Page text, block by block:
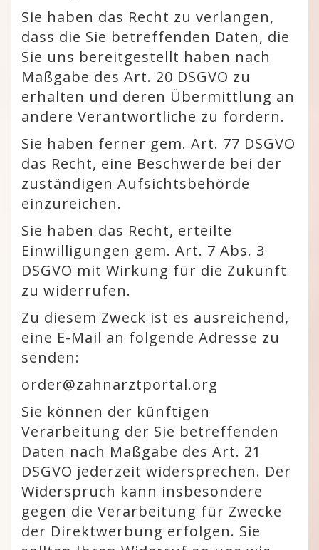
Sie haben das Recht zu verlangen,
dass die Sie betreffenden Daten, die
Sie uns bereitgestellt haben nach
Maßgabe des Art. 20 DSGVO zu
erhalten und deren Übermittlung an
andere Verantwortliche zu fordern.
Sie haben ferner gem. Art. 77 DSGVO
das Recht, eine Beschwerde bei der
zuständigen Aufsichtsbehörde
einzureichen.
Sie haben das Recht, erteilte
Einwilligungen gem. Art. 7 Abs. 3
DSGVO mit Wirkung für die Zukunft
zu widerrufen.
Zu diesem Zweck ist es ausreichend,
eine E-Mail an folgende Adresse zu
senden:
order@zahnarztportal.org
Sie können der künftigen
Verarbeitung der Sie betreffenden
Daten nach Maßgabe des Art. 21
DSGVO jederzeit widersprechen. Der
Widerspruch kann insbesondere
gegen die Verarbeitung für Zwecke
der Direktwerbung erfolgen. Sie